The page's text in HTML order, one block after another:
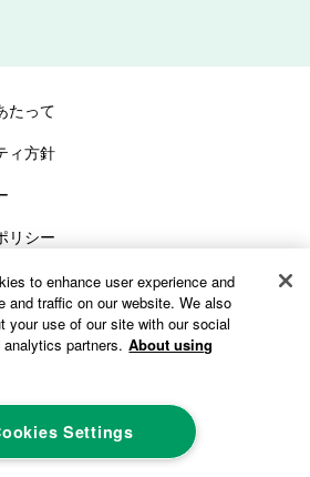
たって
ィ方針
リシー
トへの対応方針
Ltd. All rights reserved.
to enhance user experience and
and traffic on our website. We also
your use of our site with our social
partners. About using
Settings